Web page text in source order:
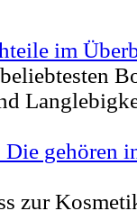
im
gehören
zur